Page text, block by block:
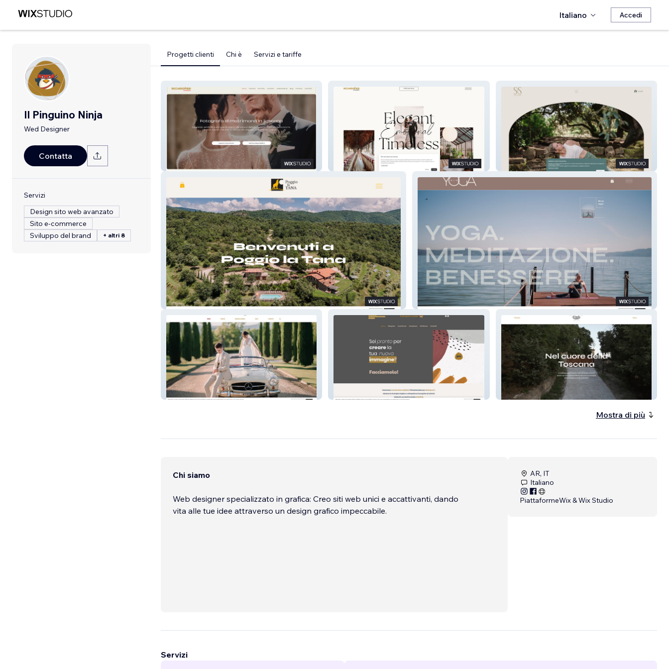
Italiano Accedi
Il Pinguino Ninja
Wed Designer
Contatta
Servizi
Design sito web avanzato
Sito e-commerce
Sviluppo del brand
+ altri 8
Progetti clienti Chi è Servizi e tariffe
riccardopieri.it Riccardo Pieri Photographer Sofia Yoga
Poggio la Tana Ely - Yoga
Riccardo Pieri Shop Il Pinguino Ninja Casa Augusta
Mostra di più
Chi siamo
Web designer specializzato in grafica: Creo siti web unici e accattivanti, dando
vita alle tue idee attraverso un design grafico impeccabile.
AR, IT
Italiano
PiattaformeWix & Wix Studio
Servizi